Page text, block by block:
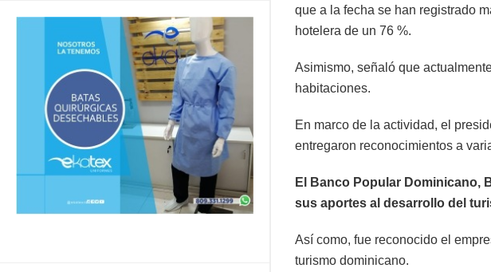
que a la fecha se han registrado
hotelera de un 76 %.
Asimismo, señaló que
habitaciones.
En marco de la actividad, el
entregaron reconocimientos a
El Banco Popular Dominicano,
sus aportes al desarrollo del
Así como, fue reconocido el
turismo dominicano.